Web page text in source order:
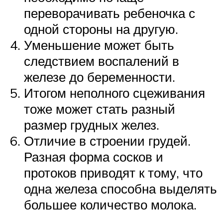
переворачивать ребеночка с
одной стороны на другую.
Уменьшение может быть
следствием воспалений в
железе до беременности.
Итогом неполного сцеживания
тоже может стать разный
размер грудных желез.
Отличие в строении грудей.
Разная форма сосков и
протоков приводят к тому, что
одна железа способна выделять
большее количество молока.